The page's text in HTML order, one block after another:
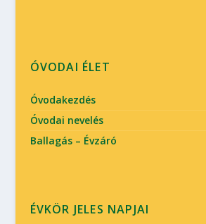
ÓVODAI ÉLET
Óvodakezdés
Óvodai nevelés
Ballagás – Évzáró
ÉVKÖR JELES NAPJAI